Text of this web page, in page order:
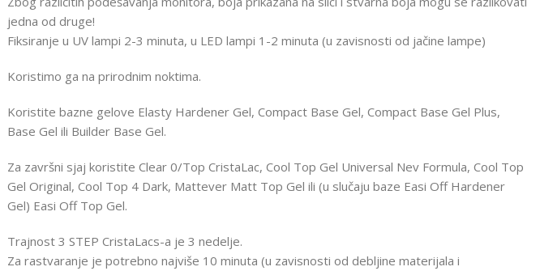
jedna od druge!
Fiksiranje u UV lampi 2-3 minuta, u LED lampi 1-2 minuta (u zavisnosti od jačine lampe)
Koristimo ga na prirodnim noktima.
Koristite bazne gelove Elasty Hardener Gel, Compact Base Gel, Compact Base Gel Plus,
Base Gel ili Builder Base Gel.
Za završni sjaj koristite Clear 0/Top CristaLac, Cool Top Gel Universal Nev Formula, Cool Top
Gel Original, Cool Top 4 Dark, Mattever Matt Top Gel ili (u slučaju baze Easi Off Hardener
Gel) Easi Off Top Gel.
Trajnost 3 STEP CristaLacs-a je 3 nedelje.
Za rastvaranje je potrebno najviše 10 minuta (u zavisnosti od debljine materijala i